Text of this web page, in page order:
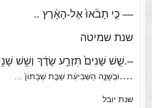
— כִּ֤י תָבֹ֨אוּ֙ אֶל-הָאָ֔רֶץ ..
שנת שמיטה
–.שֵׁ֤שׁ שָׁנִים֙ תִּזְרַ֣ע שָׂדֶ֔ךָ וְשֵׁ֥שׁ
….וּבַשָּׁנָ֣ה הַשְּׁבִיעִ֗ת שַׁבַּ֤ת שַׁבָּתוֹן֙ …
שנת יובל